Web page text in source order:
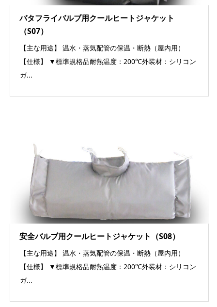
バタフライバルブ用クールヒートジャケット
（S07）
【主な用途】 温水・蒸気配管の保温・断熱（屋内用）
【仕様】 ▼標準規格品耐熱温度：200℃外装材：シリコン
ガ...
安全バルブ用クールヒートジャケット（S08）
【主な用途】 温水・蒸気配管の保温・断熱（屋内用）
【仕様】 ▼標準規格品耐熱温度：200℃外装材：シリコン
ガ...